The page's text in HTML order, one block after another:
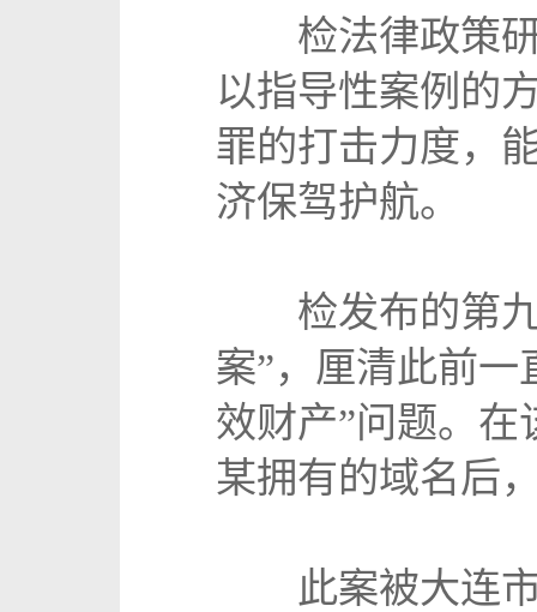
检法律政策研
以指导性案例的
罪的打击力度，
济保驾护航。
检发布的第九
案”，厘清此前一
效财产”问题。
某拥有的域名后
此案被大连市